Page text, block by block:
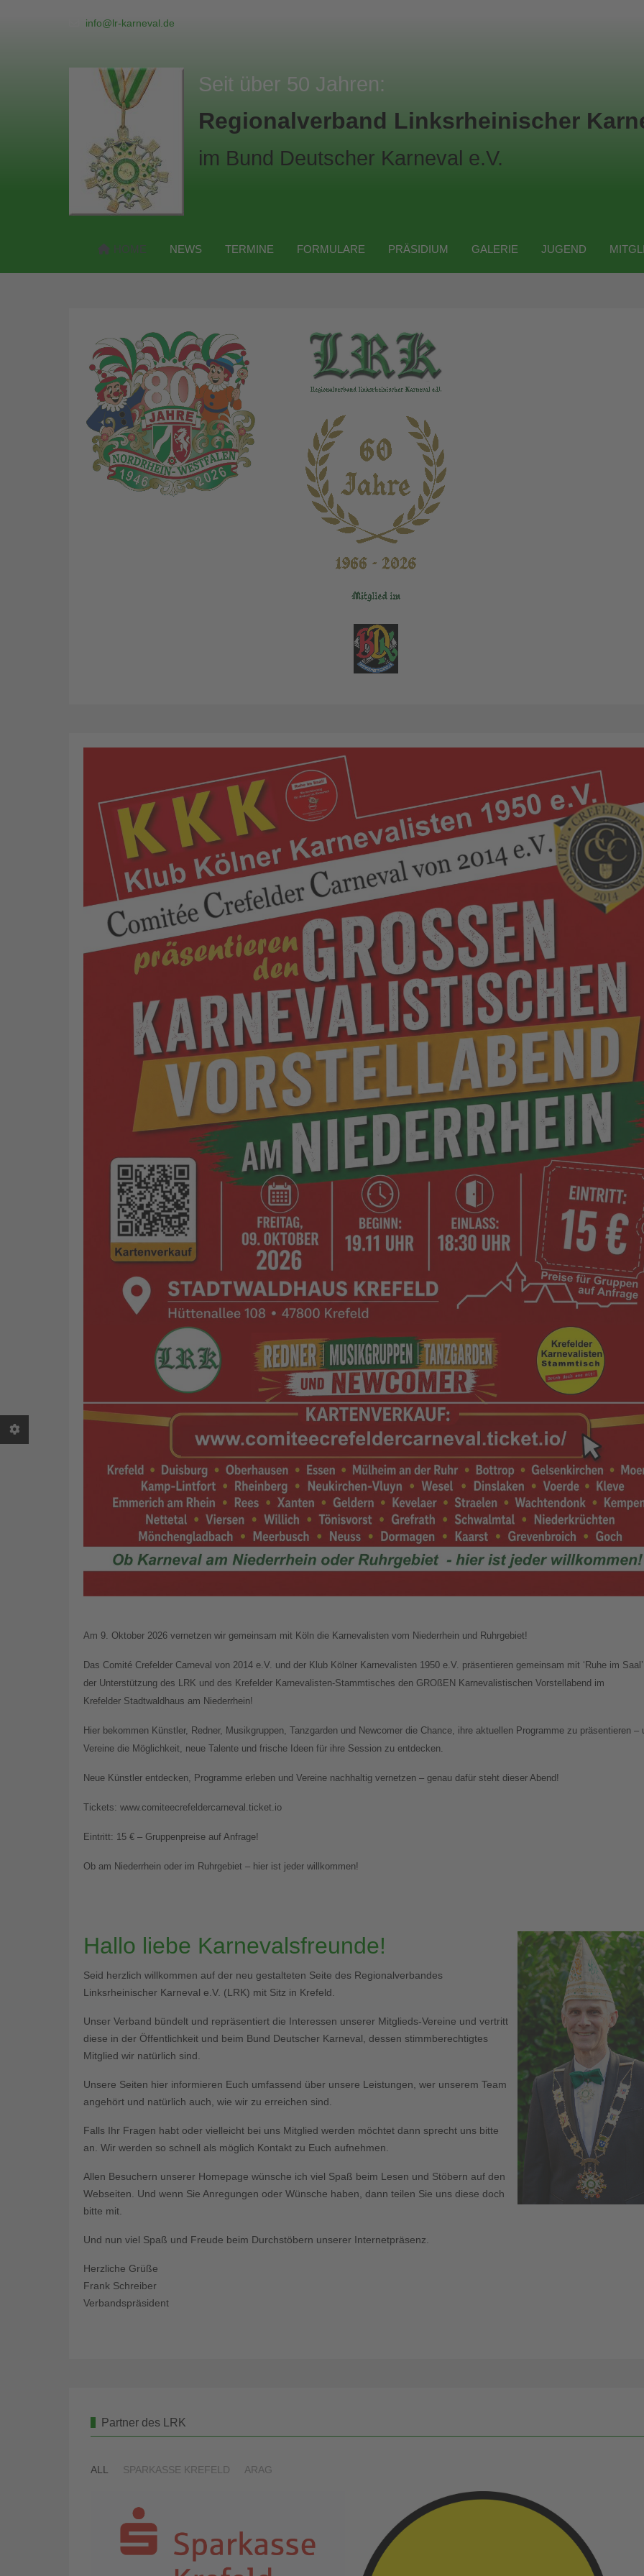
info@lr-karneval.de
Seit über 50 Jahren:
Regionalverband Linksrheinischer
im Bund Deutscher Karneval e.V.
HOME NEWS TERMINE FORMULARE PRÄSIDIUM GALERIE JUGEND
Am 9. Oktober 2026 vernetzen wir gemeinsam mit Köln die Karnevalisten vom Niederrhein und Ruhrgebiet!
Das Comité Crefelder Carneval von 2014 e.V. und der Klub Kölner Karnevalisten 1950 e.V. präsentieren gemeinsam mit ‘Ruhe im Saal’
der Unterstützung des LRK und des Krefelder Karnevalisten-Stammtisches den GROßEN Karnevalistischen Vorstellabend im
Krefelder Stadtwaldhaus am Niederrhein!
Hier bekommen Künstler, Redner, Musikgruppen, Tanzgarden und Newcomer die Chance, ihre aktuellen Programme zu präsentieren –
Vereine die Möglichkeit, neue Talente und frische Ideen für ihre Session zu entdecken.
Neue Künstler entdecken, Programme erleben und Vereine nachhaltig vernetzen – genau dafür steht dieser Abend!
Tickets: www.comiteecrefeldercarneval.ticket.io
Eintritt: 15 € – Gruppenpreise auf Anfrage!
Ob am Niederrhein oder im Ruhrgebiet – hier ist jeder willkommen!
Hallo liebe Karnevalsfreunde!
Seid herzlich willkommen auf der neu gestalteten Seite des Regionalverbandes
Linksrheinischer Karneval e.V. (LRK) mit Sitz in Krefeld.
Unser Verband bündelt und repräsentiert die Interessen unserer Mitglieds-Vereine und vertritt
diese in der Öffentlichkeit und beim Bund Deutscher Karneval, dessen stimmberechtigtes
Mitglied wir natürlich sind.
Unsere Seiten hier informieren Euch umfassend über unsere Leistungen, wer unserem Team
angehört und natürlich auch, wie wir zu erreichen sind.
Falls Ihr Fragen habt oder vielleicht bei uns Mitglied werden möchtet dann sprecht uns bitte
an. Wir werden so schnell als möglich Kontakt zu Euch aufnehmen.
Allen Besuchern unserer Homepage wünsche ich viel Spaß beim Lesen und Stöbern auf den
Webseiten. Und wenn Sie Anregungen oder Wünsche haben, dann teilen Sie uns diese doch
bitte mit.
Und nun viel Spaß und Freude beim Durchstöbern unserer Internetpräsenz.
Herzliche Grüße
Frank Schreiber
Verbandspräsident
Partner des LRK
ALL SPARKASSE KREFELD ARAG